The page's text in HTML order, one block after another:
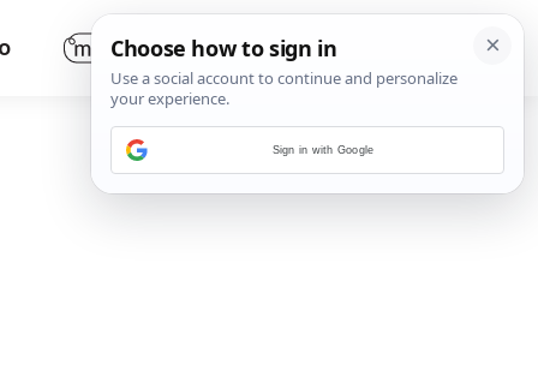
Sign in with Google